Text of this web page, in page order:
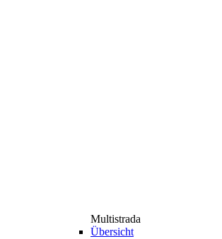
Multistrada
Übersicht